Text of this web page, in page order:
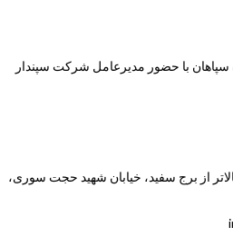
با حضور مدیرعامل شرکت سپندار
از برج سفید، خیابان شهید حجت سوری،